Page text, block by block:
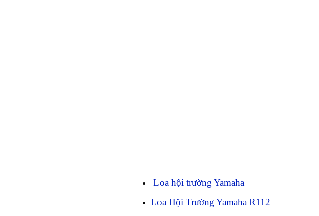
Loa hội trường Yamaha
Loa Hội Trường Yamaha R112